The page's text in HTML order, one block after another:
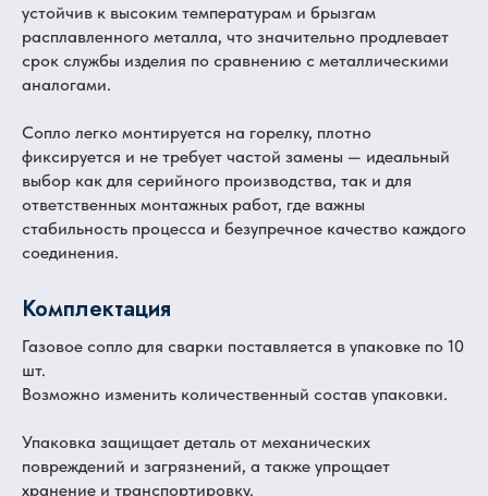
устойчив к высоким температурам и брызгам
расплавленного металла, что значительно продлевает
срок службы изделия по сравнению с металлическими
аналогами.
Сопло легко монтируется на горелку, плотно
фиксируется и не требует частой замены — идеальный
выбор как для серийного производства, так и для
ответственных монтажных работ, где важны
стабильность процесса и безупречное качество каждого
соединения.
Комплектация
Газовое сопло для сварки поставляется в упаковке по 10
шт.
Возможно изменить количественный состав упаковки.
Упаковка защищает деталь от механических
повреждений и загрязнений, а также упрощает
хранение и транспортировку.